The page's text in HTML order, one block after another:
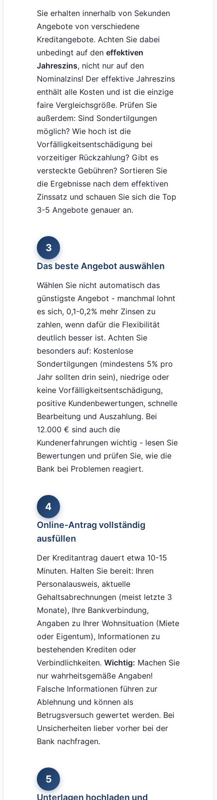
Sie erhalten innerhalb von Sekunden
Angebote von verschiedene
Kreditangebote. Achten Sie dabei
unbedingt auf den effektiven
Jahreszins, nicht nur auf den
Nominalzins! Der effektive Jahreszins
enthält alle Kosten und ist die einzige
faire Vergleichsgröße. Prüfen Sie
außerdem: Sind Sondertilgungen
möglich? Wie hoch ist die
Vorfälligkeitsentschädigung bei
vorzeitiger Rückzahlung? Gibt es
versteckte Gebühren? Sortieren Sie
die Ergebnisse nach dem effektiven
Zinssatz und schauen Sie sich die Top
3-5 Angebote genauer an.
3
Das beste Angebot auswählen
Wählen Sie nicht automatisch das
günstigste Angebot - manchmal lohnt
es sich, 0,1-0,2% mehr Zinsen zu
zahlen, wenn dafür die Flexibilität
deutlich besser ist. Achten Sie
besonders auf: Kostenlose
Sondertilgungen (mindestens 5% pro
Jahr sollten drin sein), niedrige oder
keine Vorfälligkeitsentschädigung,
positive Kundenbewertungen, schnelle
Bearbeitung und Auszahlung. Bei
12.000 € sind auch die
Kundenerfahrungen wichtig - lesen Sie
Bewertungen und prüfen Sie, wie die
Bank bei Problemen reagiert.
4
Online-Antrag vollständig
ausfüllen
Der Kreditantrag dauert etwa 10-15
Minuten. Halten Sie bereit: Ihren
Personalausweis, aktuelle
Gehaltsabrechnungen (meist letzte 3
Monate), Ihre Bankverbindung,
Angaben zu Ihrer Wohnsituation (Miete
oder Eigentum), Informationen zu
bestehenden Krediten oder
Verbindlichkeiten. Wichtig: Machen Sie
nur wahrheitsgemäße Angaben!
Falsche Informationen führen zur
Ablehnung und können als
Betrugsversuch gewertet werden. Bei
Unsicherheiten lieber vorher bei der
Bank nachfragen.
5
Unterlagen hochladen und